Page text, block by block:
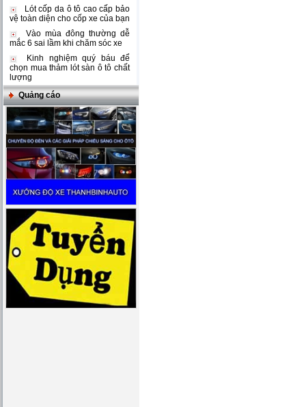
Lót cốp da ô tô cao cấp bảo
vệ toàn diện cho cốp xe của bạn
Vào mùa đông thường dễ
mắc 6 sai lầm khi chăm sóc xe
Kinh nghiệm quý báu để
chọn mua thảm lót sàn ô tô chất
lượng
Quảng cáo